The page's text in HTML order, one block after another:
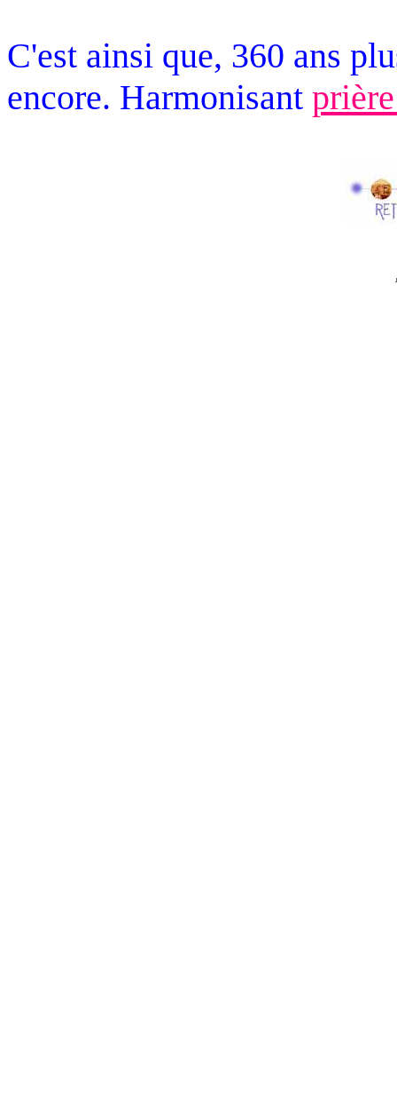
C'est ainsi que, 360 ans
encore. Harmonisant